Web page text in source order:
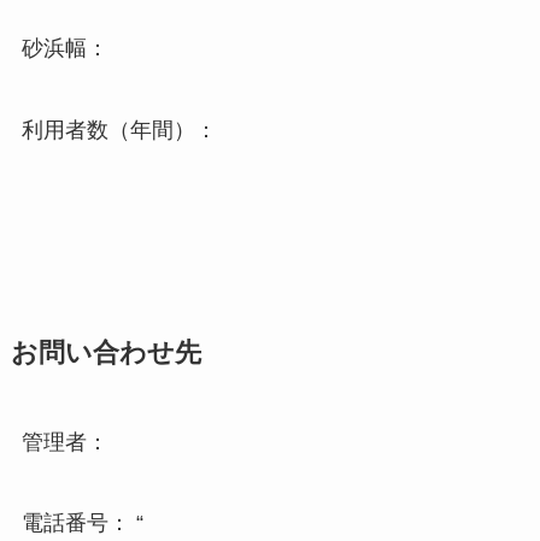
砂浜幅：
利用者数（年間）：
お問い合わせ先
管理者：
電話番号： “